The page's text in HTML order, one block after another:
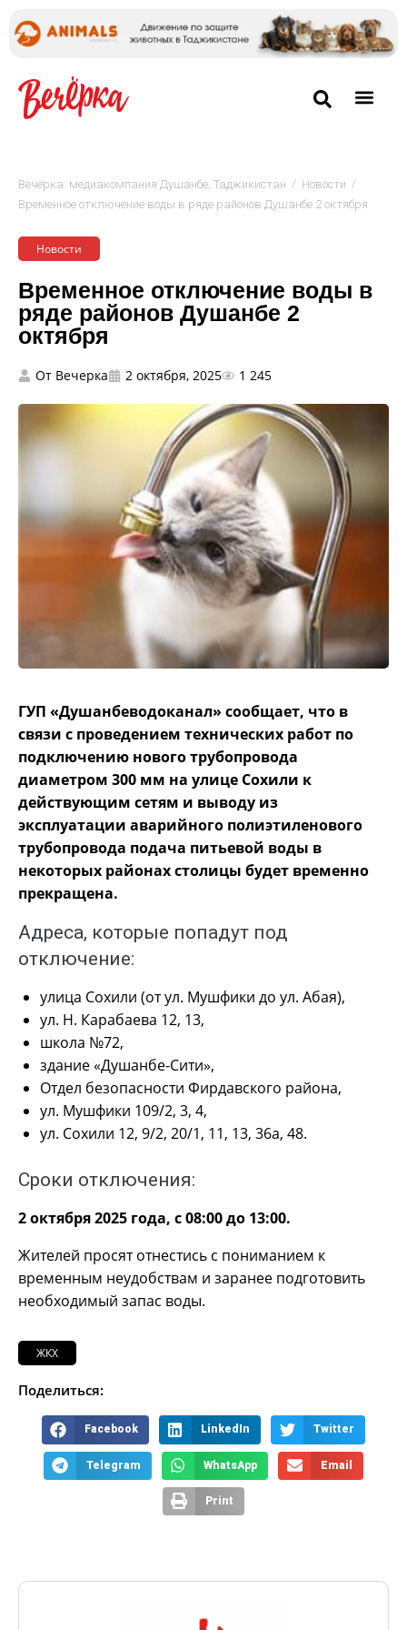
Вечёрка: медиакомпания Душанбе, Таджикистан / Новости /
Временное отключение воды в ряде районов Душанбе 2 октября
Новости
Временное отключение воды в
ряде районов Душанбе 2
октября
От Вечерка 2 октября, 2025 1 245
ГУП «Душанбеводоканал» сообщает, что в
связи с проведением технических работ по
подключению нового трубопровода
диаметром 300 мм на улице Сохили к
действующим сетям и выводу из
эксплуатации аварийного полиэтиленового
трубопровода подача питьевой воды в
некоторых районах столицы будет временно
прекращена.
Адреса, которые попадут под
отключение:
улица Сохили (от ул. Мушфики до ул. Абая),
ул. Н. Карабаева 12, 13,
школа №72,
здание «Душанбе-Сити»,
Отдел безопасности Фирдавского района,
ул. Мушфики 109/2, 3, 4,
ул. Сохили 12, 9/2, 20/1, 11, 13, 36а, 48.
Сроки отключения:
2 октября 2025 года, с 08:00 до 13:00.
Жителей просят отнестись с пониманием к
временным неудобствам и заранее подготовить
необходимый запас воды.
ЖКХ
Поделиться:
Facebook LinkedIn Twitter
Telegram WhatsApp Email
Print